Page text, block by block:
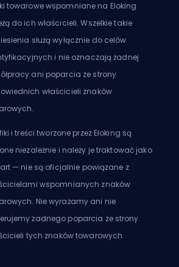
towarowe wspomniane na Eloking
do ich właścicieli. Wszelkie takie
służą wyłącznie do celów
i nie oznaczają żadnej
ani poparcia ze strony
właścicieli znaków
i treści tworzone przez Eloking są
niezależnie i należy je traktować jako
— nie są oficjalnie powiązane z
wspomnianych znaków
Nie wyrażamy ani nie
żadnego poparcia ze strony
tych znaków towarowych.